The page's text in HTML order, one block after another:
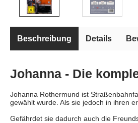
Beschreibung Details
Johanna - Die
Johanna Rothermund ist
gewählt wurde. Als sie jedoch in ihren
Gefährdet sie dadurch auch die